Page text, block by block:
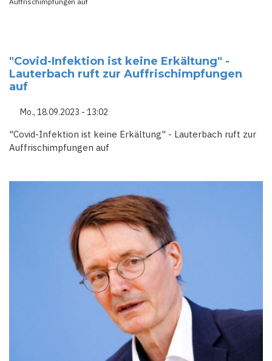
"Covid-Infektion ist keine Erkältung" -
Lauterbach ruft zur Auffrischimpfungen
auf
Mo., 18.09.2023 - 13:02
"Covid-Infektion ist keine Erkältung" - Lauterbach ruft zur
Auffrischimpfungen auf